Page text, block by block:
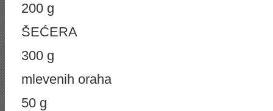
200 g
ŠEĆERA
300 g
mlevenih oraha
50 g